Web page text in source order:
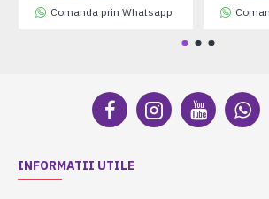
Comanda prin Whatsapp
INFORMATII UTILE